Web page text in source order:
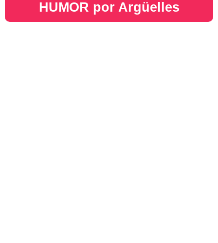
HUMOR por Argüelles​